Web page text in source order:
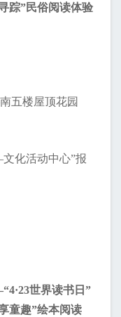
踪”民俗阅读体验
五楼屋顶花园
化活动中心”报
世界读书日”
童趣”绘本阅读